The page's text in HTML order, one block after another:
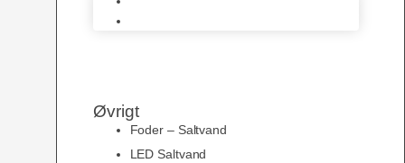
Øvrigt
Foder – Saltvand
LED Saltvand